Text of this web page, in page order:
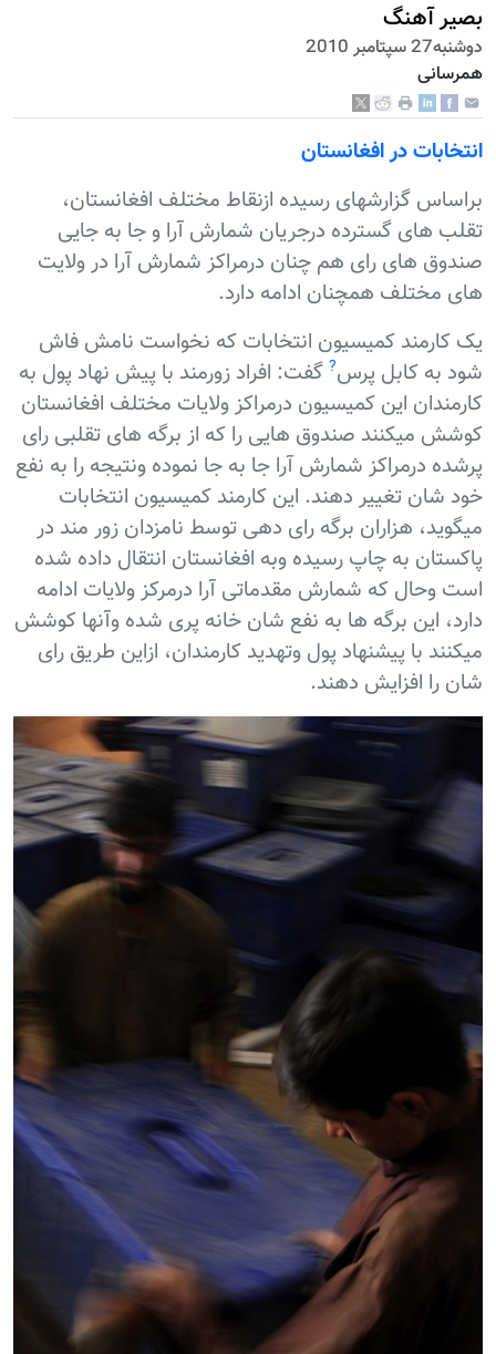
بصیر آهنگ
دوشنبه27 سپتامبر 2010
همرسانی
انتخابات در افغانستان
براساس گزارشهای رسیده ازنقاط مختلف افغانستان،
تقلب های گسترده درجریان شمارش آرا و جا به جایی
صندوق های رای هم چنان درمراکز شمارش آرا در ولایت
های مختلف همچنان ادامه دارد.
یک کارمند کمیسیون انتخابات که نخواست نامش فاش
شود به کابل پرس? گفت: افراد زورمند با پیش نهاد پول به
کارمندان این کمیسیون درمراکز ولایات مختلف افغانستان
کوشش میکنند صندوق هایی را که از برگه های تقلبی رای
پرشده درمراکز شمارش آرا جا به جا نموده ونتیجه را به نفع
خود شان تغییر دهند. این کارمند کمیسیون انتخابات
میگوید، هزاران برگه رای دهی توسط نامزدان زور مند در
پاکستان به چاپ رسیده وبه افغانستان انتقال داده شده
است وحال که شمارش مقدماتی آرا درمرکز ولایات ادامه
دارد، این برگه ها به نفع شان خانه پری شده وآنها کوشش
میکنند با پیشنهاد پول وتهدید کارمندان، ازاین طریق رای
شان را افزایش دهند.